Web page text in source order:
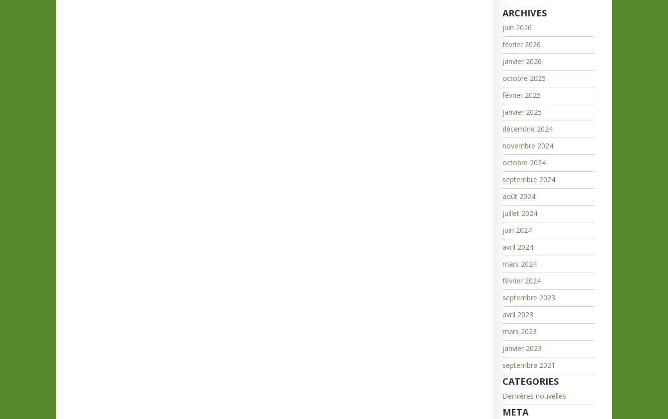
ARCHIVES
juin 2026
février 2026
janvier 2026
octobre 2025
février 2025
janvier 2025
décembre 2024
novembre 2024
octobre 2024
septembre 2024
août 2024
juillet 2024
juin 2024
avril 2024
mars 2024
février 2024
septembre 2023
avril 2023
mars 2023
janvier 2023
septembre 2021
CATEGORIES
Dernières nouvelles
META